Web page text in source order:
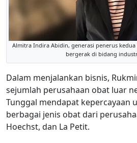
Almitra Indira Abidin, generasi penerus
bergerak di bidang
Dalam menjalankan bisnis,
sejumlah perusahaan obat luar
Tunggal mendapat kepercayaan
berbagai jenis obat dari
Hoechst, dan La Petit.